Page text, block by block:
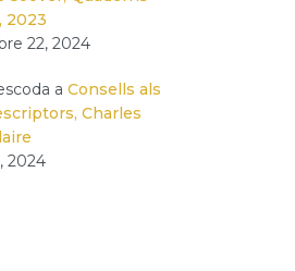
2023
22, 2024
a Consells als
Charles
2024